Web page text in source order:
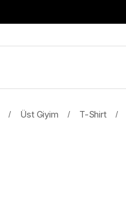
Üst Giyim T-Shirt